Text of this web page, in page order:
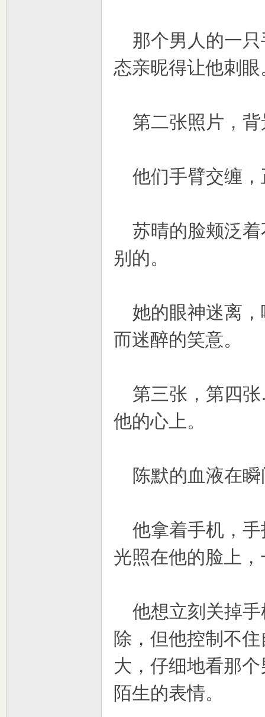
那个男人的一只
态亲昵得让他刺眼
第二张照片，背
他们手臂交缠，
苏晴的脸颊泛着
别的。
她的眼神迷离，
而迷醉的笑意。
第三张，第四
他的心上。
陈默的血液在瞬
他拿着手机，手
光照在他的脸上
他想立刻关掉手
除，但他控制不
大，仔细地看那
陌生的表情。